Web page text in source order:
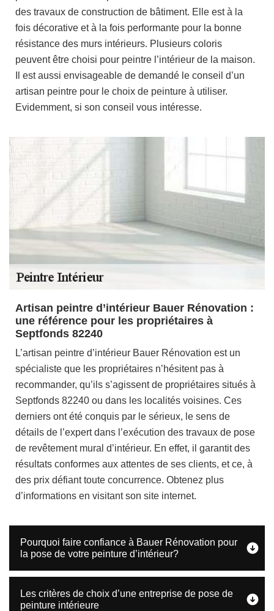
des travaux de construction de bâtiment. Elle est à la
fois décorative et à la fois performante pour la bonne
résistance des murs intérieurs. Plusieurs coloris
peuvent être choisi pour peintre l’intérieur de la maison.
Il est aussi envisageable de demandé le conseil d’un
artisan peintre pour le choix de peinture à utiliser.
Evidemment, si son conseil vous intéresse.
Artisan peintre d’intérieur Bauer Rénovation :
une référence pour les propriétaires à
Septfonds 82240
L’artisan peintre d’intérieur Bauer Rénovation est un
spécialiste que les propriétaires n’hésitent pas à
recommander, qu’ils s’agissent de propriétaires situés à
Septfonds 82240 ou dans les localités voisines. Ces
derniers ont été conquis par le sérieux, le sens de
détails de l’expert dans l’exécution des travaux de pose
de revêtement mural d’intérieur. En effet, il garantit des
résultats conformes aux attentes de ses clients, et ce, à
des prix défiant toute concurrence. Obtenez plus
d’informations en visitant son site internet.
Pourquoi faire confiance à Bauer Rénovation pour
la pose de votre peinture d’intérieur?
Les critères de choix d’une entreprise de pose de
peinture intérieure